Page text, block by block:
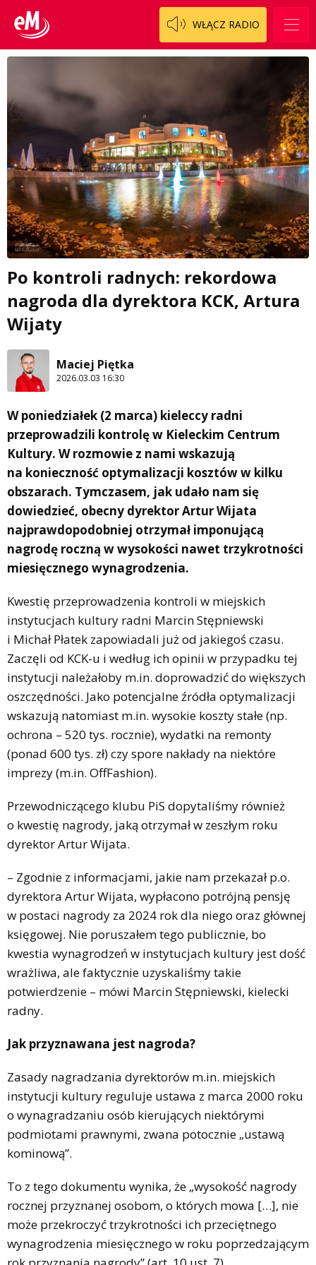
WŁĄCZ RADIO
Po kontroli radnych: rekordowa
nagroda dla dyrektora KCK, Artura
Wijaty
Maciej Piętka
2026.03.03 16:30
W poniedziałek (2 marca) kieleccy radni
przeprowadzili kontrolę w Kieleckim Centrum
Kultury. W rozmowie z nami wskazują
na konieczność optymalizacji kosztów w kilku
obszarach. Tymczasem, jak udało nam się
dowiedzieć, obecny dyrektor Artur Wijata
najprawdopodobniej otrzymał imponującą
nagrodę roczną w wysokości nawet trzykrotności
miesięcznego wynagrodzenia.
Kwestię przeprowadzenia kontroli w miejskich
instytucjach kultury radni Marcin Stępniewski
i Michał Płatek zapowiadali już od jakiegoś czasu.
Zaczęli od KCK-u i według ich opinii w przypadku tej
instytucji należałoby m.in. doprowadzić do większych
oszczędności. Jako potencjalne źródła optymalizacji
wskazują natomiast m.in. wysokie koszty stałe (np.
ochrona – 520 tys. rocznie), wydatki na remonty
(ponad 600 tys. zł) czy spore nakłady na niektóre
imprezy (m.in. OffFashion).
Przewodniczącego klubu PiS dopytaliśmy również
o kwestię nagrody, jaką otrzymał w zeszłym roku
dyrektor Artur Wijata.
– Zgodnie z informacjami, jakie nam przekazał p.o.
dyrektora Artur Wijata, wypłacono potrójną pensję
w postaci nagrody za 2024 rok dla niego oraz głównej
księgowej. Nie poruszałem tego publicznie, bo
kwestia wynagrodzeń w instytucjach kultury jest dość
wrażliwa, ale faktycznie uzyskaliśmy takie
potwierdzenie – mówi Marcin Stępniewski, kielecki
radny.
Jak przyznawana jest nagroda?
Zasady nagradzania dyrektorów m.in. miejskich
instytucji kultury reguluje ustawa z marca 2000 roku
o wynagradzaniu osób kierujących niektórymi
podmiotami prawnymi, zwana potocznie „ustawą
kominową”.
To z tego dokumentu wynika, że „wysokość nagrody
rocznej przyznanej osobom, o których mowa […], nie
może przekroczyć trzykrotności ich przeciętnego
wynagrodzenia miesięcznego w roku poprzedzającym